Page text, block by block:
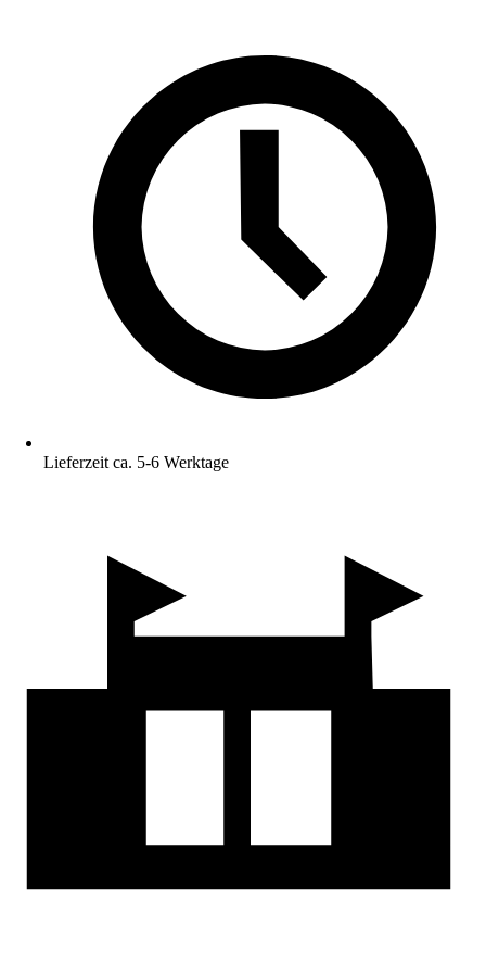
Lieferzeit ca. 5-6 Werktage